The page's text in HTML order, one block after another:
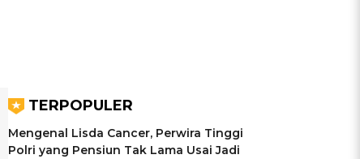
TERPOPULER
Mengenal Lisda Cancer, Perwira Tinggi
Polri yang Pensiun Tak Lama Usai Jadi